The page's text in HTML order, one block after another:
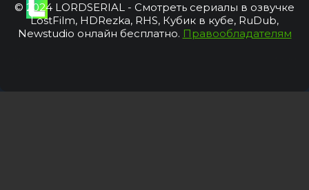
© 2024 LORDSERIAL - Смотреть сериалы в озвучке
LostFilm, HDRezka, RHS, Кубик в кубе, RuDub,
Newstudio онлайн бесплатно. Правообладателям